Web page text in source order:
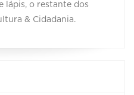
lápis, o restante dos
& Cidadania.